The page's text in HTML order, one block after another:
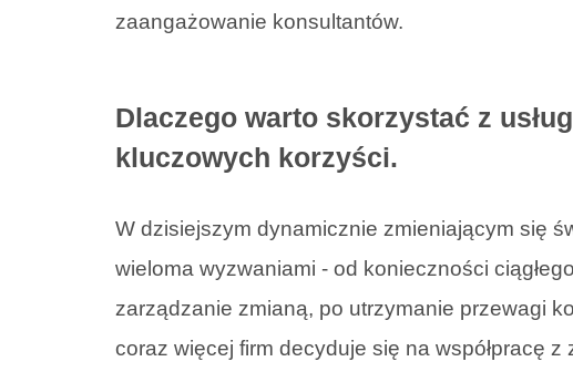
zaangażowanie konsultantów.
Dlaczego warto skorzystać z
kluczowych korzyści.
W dzisiejszym dynamicznie zmieniającym się
wieloma wyzwaniami - od konieczności
zarządzanie zmianą, po utrzymanie przewagi
coraz więcej firm decyduje się na współpracę